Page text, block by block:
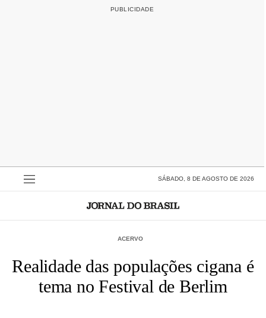
SÁBADO, 8 DE AGOSTO DE 2026
ACERVO
Realidade das populações cigana é
tema no Festival de Berlim